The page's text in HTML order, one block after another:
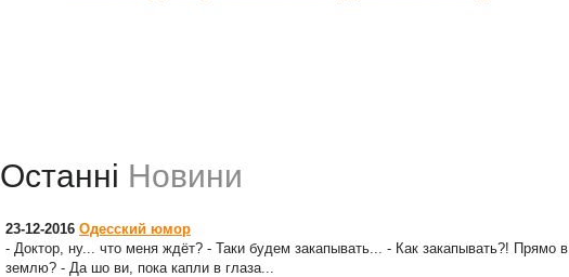
Останні Новини
23-12-2016 Одесский юмор
- Доктор, ну... что меня ждёт? - Таки будем закапывать... - Как закапывать?! Прямо в
землю? - Да шо ви, пока капли в глаза...